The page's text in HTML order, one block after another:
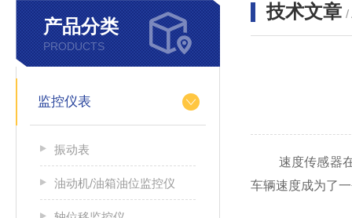
产品分类
PRODUCTS
监控仪表
振动表
油动机/油箱油位监控仪
技术文章 /
速度传感器在
车辆速度成为了